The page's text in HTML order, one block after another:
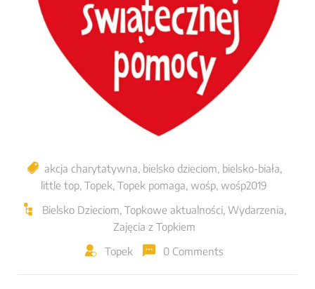
akcja charytatywna, bielsko dzieciom, bielsko-biała,
little top, Topek, Topek pomaga, wośp, wośp2019
Bielsko Dzieciom, Topkowe aktualności, Wydarzenia,
Zajęcia z Topkiem
Topek
0 Comments